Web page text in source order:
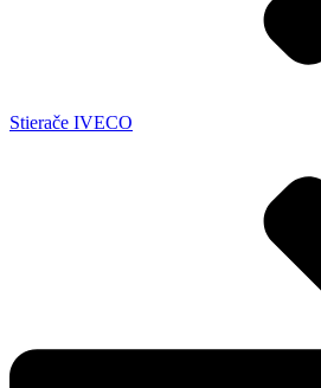
Stierače IVECO